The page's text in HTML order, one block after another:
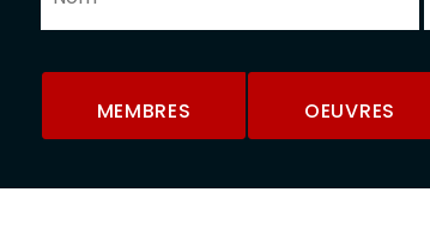
MEMBRES OEUVRES